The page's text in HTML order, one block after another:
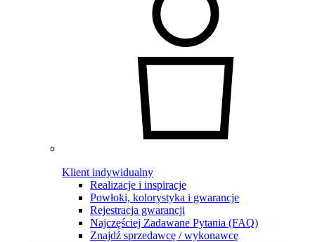
Klient indywidualny
Realizacje i inspiracje
Powłoki, kolorystyka i gwarancje
Rejestracja gwarancji
Najczęściej Zadawane Pytania (FAQ)
Znajdź sprzedawcę / wykonawcę